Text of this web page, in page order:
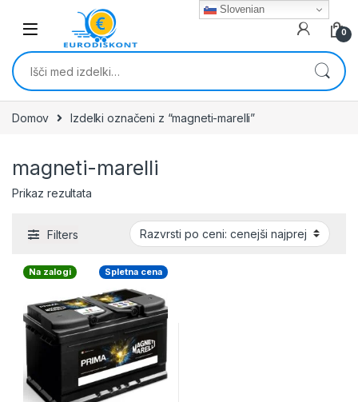
Skip to navigation
0
Išči:
Domov Izdelki označeni z “magneti-marelli”
magneti-marelli
Prikaz rezultata
Filters
Na zalogi Spletna cena
Slovenian